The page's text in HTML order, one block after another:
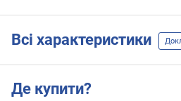
Всі характеристики
Де купити?